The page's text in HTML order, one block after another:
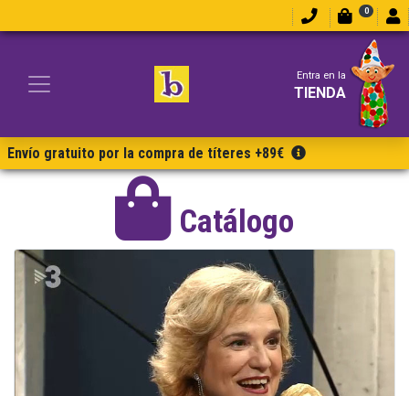
0
Entra en la
TIENDA
Envío gratuito por la compra de títeres +89€
Catálogo